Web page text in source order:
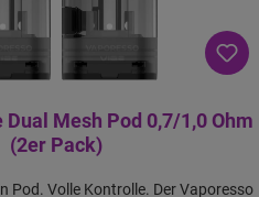
Mesh Pod 0,7/1,0 Ohm
(2er Pack)
Pod. Volle Kontrolle. Der Vaporesso